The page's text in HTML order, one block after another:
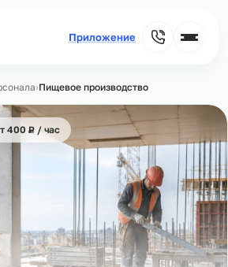
›Пищевое производство
400 ₽
Р/ час